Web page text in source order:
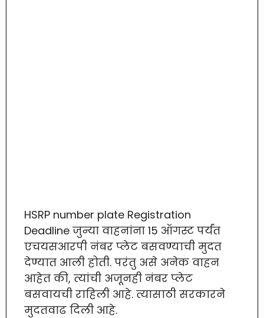
HSRP number plate Registration
Deadline जुन्या वाहनांना 15 ऑगस्ट पर्यंत
एचयसआरपी नंबर प्लेट बसवण्याची मुदत
देण्यात आली होती. परंतु असे अनेक वाहन
आहेत की, त्यांची अजूनही नंबर प्लेट
बसवायची राहिली आहे. त्यासाठी सरकारने
मुदतवाढ दिली आहे.